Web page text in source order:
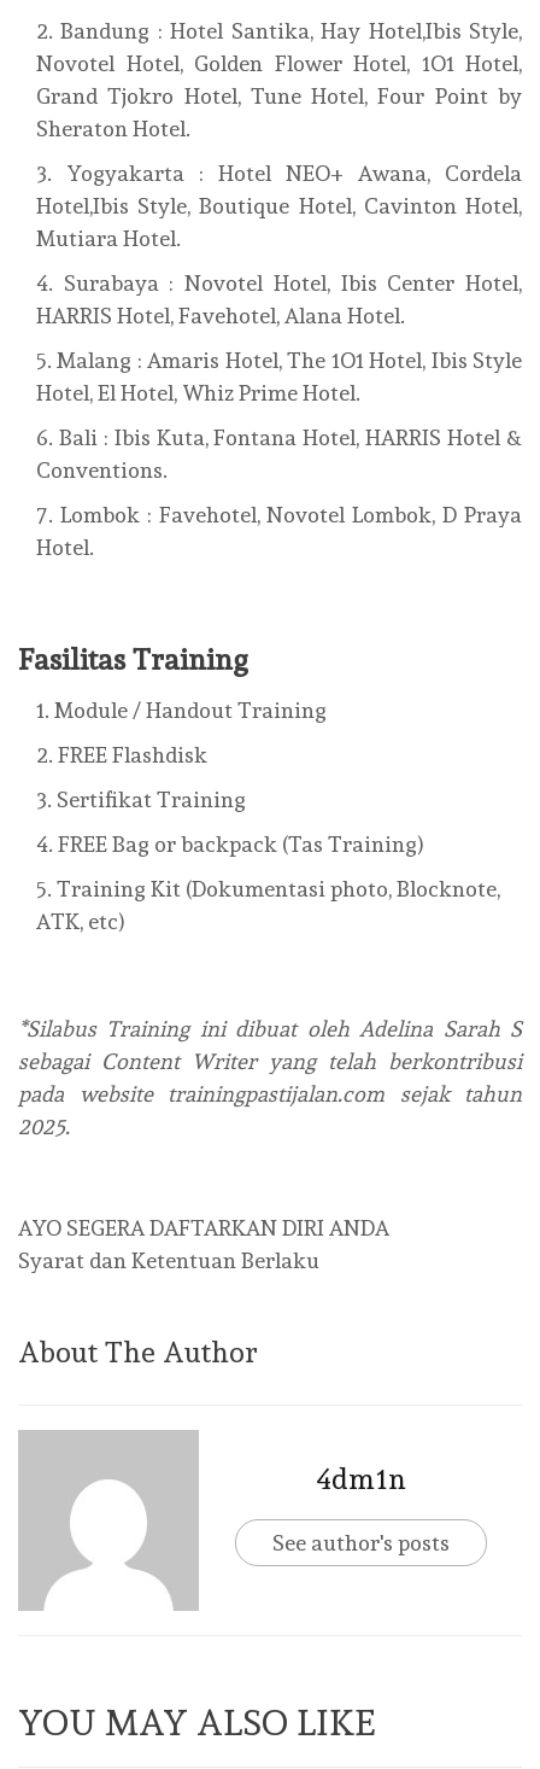
Bandung : Hotel Santika, Hay Hotel,Ibis Style,
Novotel Hotel, Golden Flower Hotel, 1O1 Hotel,
Grand Tjokro Hotel, Tune Hotel, Four Point by
Sheraton Hotel.
Yogyakarta : Hotel NEO+ Awana, Cordela
Hotel,Ibis Style, Boutique Hotel, Cavinton Hotel,
Mutiara Hotel.
Surabaya : Novotel Hotel, Ibis Center Hotel,
HARRIS Hotel, Favehotel, Alana Hotel.
Malang : Amaris Hotel, The 1O1 Hotel, Ibis Style
Hotel, El Hotel, Whiz Prime Hotel.
Bali : Ibis Kuta, Fontana Hotel, HARRIS Hotel &
Conventions.
Lombok : Favehotel, Novotel Lombok, D Praya
Hotel.
Fasilitas Training
Module / Handout Training
FREE Flashdisk
Sertifikat Training
FREE Bag or backpack (Tas Training)
Training Kit (Dokumentasi photo, Blocknote,
ATK, etc)
*Silabus Training ini dibuat oleh Adelina Sarah S
sebagai Content Writer yang telah berkontribusi
pada website trainingpastijalan.com sejak tahun
2025.
AYO SEGERA DAFTARKAN DIRI ANDA
Syarat dan Ketentuan Berlaku
About The Author
4dm1n
See author's posts
YOU MAY ALSO LIKE